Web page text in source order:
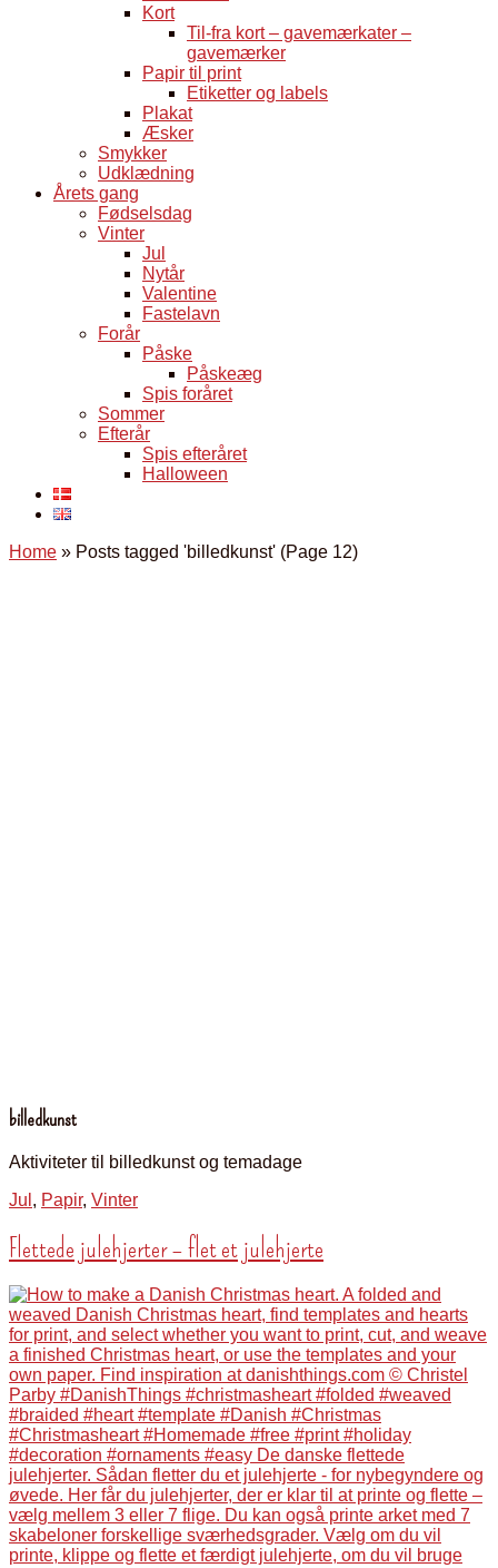
Kort
Til-fra kort – gavemærkater –
gavemærker
Papir til print
Etiketter og labels
Plakat
Æsker
Smykker
Udklædning
Årets gang
Fødselsdag
Vinter
Jul
Nytår
Valentine
Fastelavn
Forår
Påske
Påskeæg
Spis foråret
Sommer
Efterår
Spis efteråret
Halloween
Home » Posts tagged 'billedkunst' (Page 12)
billedkunst
Aktiviteter til billedkunst og temadage
Jul , Papir, Vinter
Flettede julehjerter – flet et julehjerte